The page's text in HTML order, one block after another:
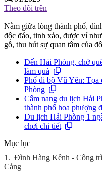
Theo dõi trên
Nằm giữa lòng thành phố,
độc đáo, tinh xảo, được ví
gỗ, thu hút sự quan tâm của
Đến Hải Phòng, chớ
làm quà
Phố đi bộ Vũ Yên: Tọa
Phòng
Cẩm nang du lịch Hải
thành phố hoa phượng
Du lịch Hải Phòng 1
chơi chi tiết
Mục lục
1. Đình Hàng Kênh - Công
Cảng